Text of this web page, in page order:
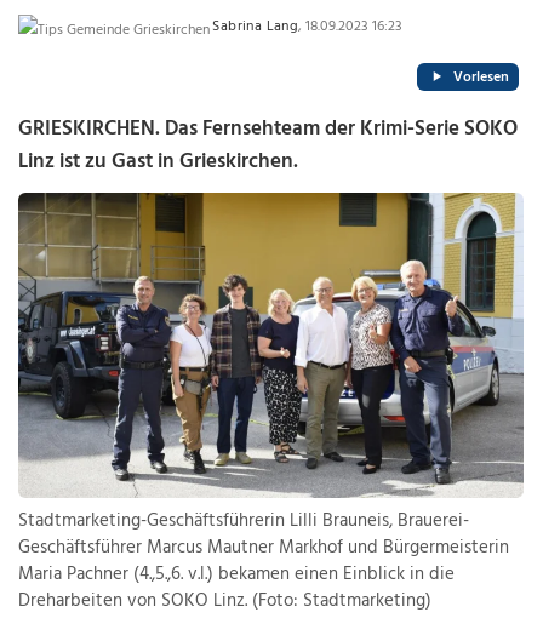
Sabrina Lang, 18.09.2023 16:23
Vorlesen
GRIESKIRCHEN. Das Fernsehteam der Krimi-Serie SOKO
Linz ist zu Gast in Grieskirchen.
Stadtmarketing-Geschäftsführerin Lilli Brauneis, Brauerei-
Geschäftsführer Marcus Mautner Markhof und Bürgermeisterin
Maria Pachner (4.,5.,6. v.l.) bekamen einen Einblick in die
Dreharbeiten von SOKO Linz. (Foto: Stadtmarketing)